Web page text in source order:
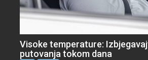
Visoke temperature:
putovanja tokom dana